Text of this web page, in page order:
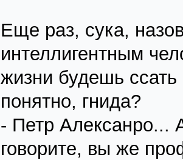
Еще раз, сука,
интеллигентным
жизни будешь
понятно, гнида?
- Петр Алексанро...
говорите, вы же